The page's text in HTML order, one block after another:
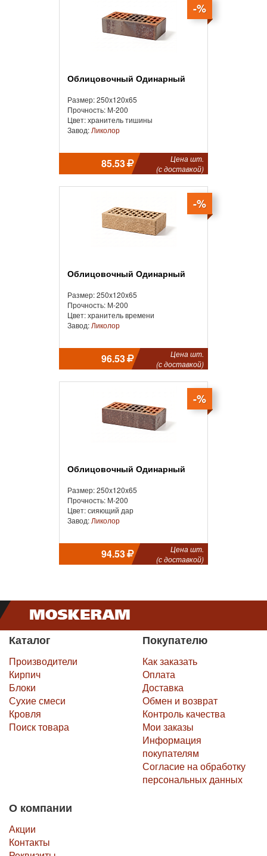
-%
Облицовочный Одинарный
Размер: 250x120x65
Прочность: М-200
Цвет: хранитель тишины
Завод: Ликолор
85.53
Цена шт.
(с доставкой)
-%
Облицовочный Одинарный
Размер: 250x120x65
Прочность: М-200
Цвет: хранитель времени
Завод: Ликолор
96.53
Цена шт.
(с доставкой)
-%
Облицовочный Одинарный
Размер: 250x120x65
Прочность: М-200
Цвет: сияющий дар
Завод: Ликолор
94.53
Цена шт.
(с доставкой)
Каталог
Производители
Кирпич
Блоки
Сухие смеси
Кровля
Поиск товара
Покупателю
Как заказать
Оплата
Доставка
Обмен и возврат
Контроль качества
Мои заказы
Информация
покупателям
Согласие на обработку
персональных данных
О компании
Акции
Контакты